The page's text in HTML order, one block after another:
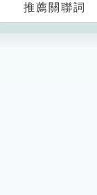
推薦關聯詞